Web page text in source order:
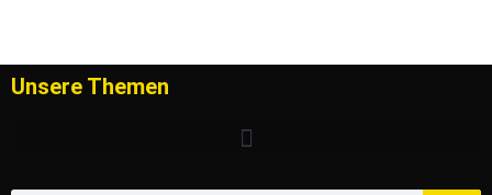
Unsere Themen